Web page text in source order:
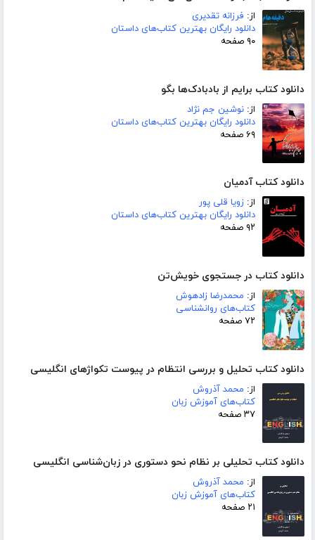
از: فرزانه تقدیری
دانلود رایگان بهترین کتاب‌های داستان
۹۰ صفحه
دانلود کتاب برایم از بادبادک‌ها بگو
از: نوشین جم نژاد
دانلود رایگان بهترین کتاب‌های داستان
۶۹ صفحه
دانلود کتاب آدمیان
از: زویا قلی پور
دانلود رایگان بهترین کتاب‌های داستان
۹۲ صفحه
دانلود کتاب در جستجوی خویش‌تن
از: محمدرضا زادهوش
کتاب‌های روانشناسی
۷۲ صفحه
دانلود کتاب تحلیل و بررسی انتظام در پیوست تکواژهای انگلیسی
از: محمد آذروش
کتاب‌های آموزش زبان
۳۷ صفحه
دانلود کتاب تحلیلی بر نظام نحو دستوری در زبان‌شناسی انگلیسی
از: محمد آذروش
کتاب‌های آموزش زبان
۲۱ صفحه